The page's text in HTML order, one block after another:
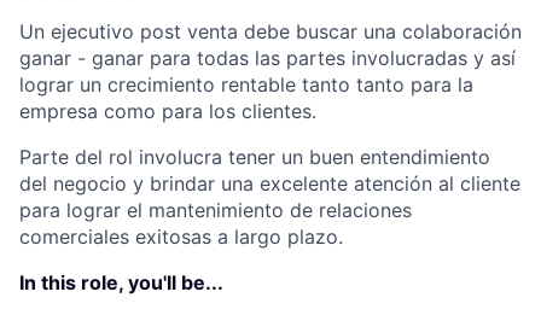
Un ejecutivo post venta debe buscar una colaboración
ganar - ganar para todas las partes involucradas y así
lograr un crecimiento rentable tanto tanto para la
empresa como para los clientes.
Parte del rol involucra tener un buen entendimiento
del negocio y brindar una excelente atención al cliente
para lograr el mantenimiento de relaciones
comerciales exitosas a largo plazo.
In this role, you'll be...